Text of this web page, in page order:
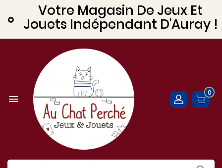

Votre Magasin De Jeux Et
Jouets Indépendant D'Auray !

0